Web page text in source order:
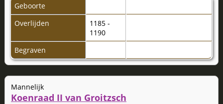
Geboorte
Overlijden
1185 -
1190
Begraven
Mannelijk
Koenraad II van Groitzsch